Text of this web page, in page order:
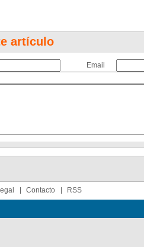
artículo
Email
Contacto RSS